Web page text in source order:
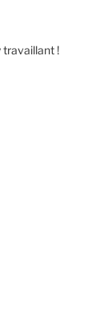
travaillant !